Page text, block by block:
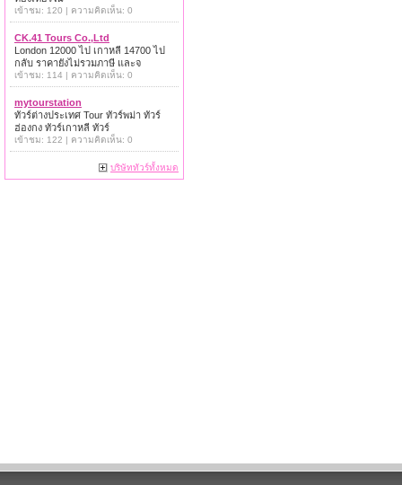
เข้าชม: 120 | ความคิดเห็น: 0
CK.41 Tours Co.,Ltd
London 12000 ไป เกาหลี 14700 ไป
กลับ ราคายังไม่รวมภาษี และจ
เข้าชม: 114 | ความคิดเห็น: 0
mytourstation
ทัวร์ต่างประเทศ Tour ทัวร์พม่า ทัวร์
ฮ่องกง ทัวร์เกาหลี ทัวร์
เข้าชม: 122 | ความคิดเห็น: 0
บริษัททัวร์ทั้งหมด